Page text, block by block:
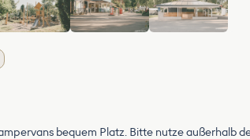
bequem Platz. Bitte nutze